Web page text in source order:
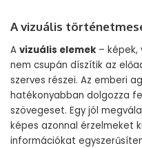
A vizuális
A vizuális elemek – képek,
nem csupán díszítik az
szerves részei. Az emberi
hatékonyabban dolgozza
szövegeset. Egy jól
képes azonnal érzelmeket
információkat